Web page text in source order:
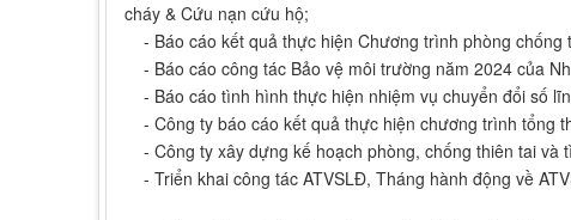
cháy & Cứu nạn cứu hộ;
- Báo cáo kết quả thực hiện Chương trình phòng chống
- Báo cáo công tác Bảo vệ môi trường năm 2024 của
- Báo cáo tình hình thực hiện nhiệm vụ chuyển đổi số
- Công ty báo cáo kết quả thực hiện chương trình tổng
- Công ty xây dựng kế hoạch phòng, chống thiên tai và
- Triển khai công tác ATVSLĐ, Tháng hành động về